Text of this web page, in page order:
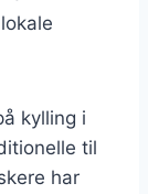
kylling i
til
har